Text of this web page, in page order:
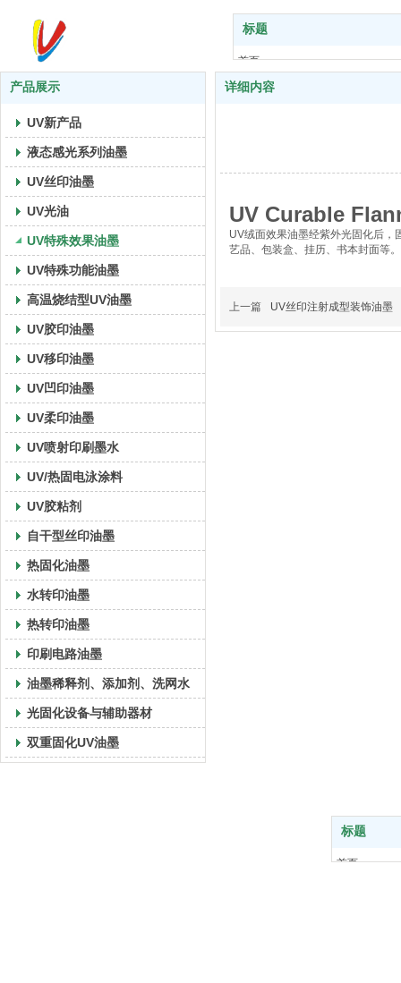
标题
首页
关于我们
联系我们
产品展示
UV新产品
液态感光系列油墨
UV丝印油墨
UV光油
UV特殊效果油墨
UV特殊功能油墨
高温烧结型UV油墨
UV胶印油墨
UV移印油墨
UV凹印油墨
UV柔印油墨
UV喷射印刷墨水
UV/热固电泳涂料
UV胶粘剂
自干型丝印油墨
热固化油墨
水转印油墨
热转印油墨
印刷电路油墨
油墨稀释剂、添加剂、洗网水
光固化设备与辅助器材
双重固化UV油墨
详细内容
UV Curable
UV绒面效果油墨经紫外光固化后，
艺品、包装盒、挂历、书本封面等
上一篇 UV丝印注射成型装饰油墨
标题
首页